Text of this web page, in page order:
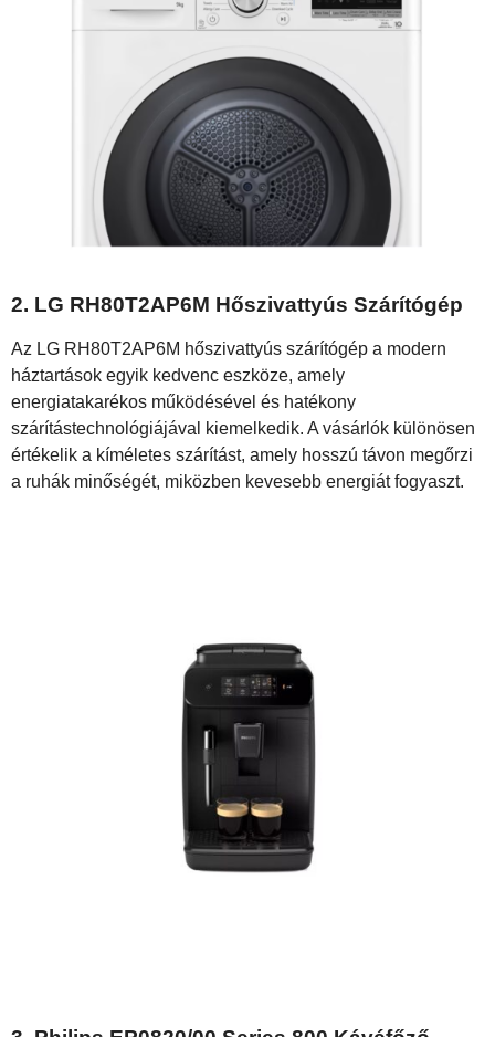
2. LG RH80T2AP6M Hőszivattyús Szárítógép
Az LG RH80T2AP6M hőszivattyús szárítógép a modern
háztartások egyik kedvenc eszköze, amely
energiatakarékos működésével és hatékony
szárítástechnológiájával kiemelkedik. A vásárlók különösen
értékelik a kíméletes szárítást, amely hosszú távon megőrzi
a ruhák minőségét, miközben kevesebb energiát fogyaszt.